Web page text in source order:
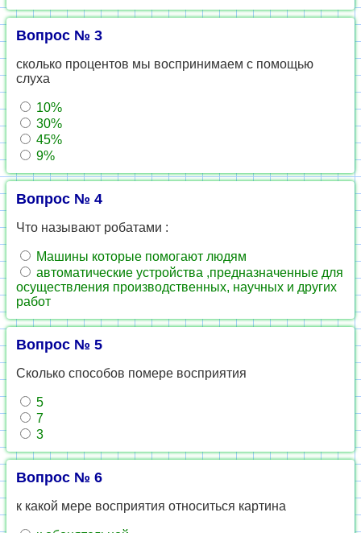
Вопрос № 3
сколько процентов мы воспринимаем с помощью
слуха
10%
30%
45%
9%
Вопрос № 4
Что называют робатами :
Машины которые помогают людям
автоматические устройства ,предназначенные для
осуществления производственных, научных и других
работ
Вопрос № 5
Сколько способов помере восприятия
5
7
3
Вопрос № 6
к какой мере восприятия относиться картина